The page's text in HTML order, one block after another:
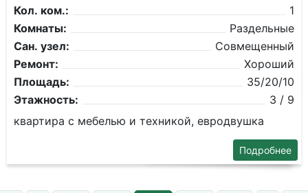
Кол. ком.:
1
Комнаты:
Раздельные
Сан. узел:
Совмещенный
Ремонт:
Хороший
Площадь:
35/20/10
Этажность:
3 / 9
квартира с мебелью и техникой, евродвушка
Подробнее